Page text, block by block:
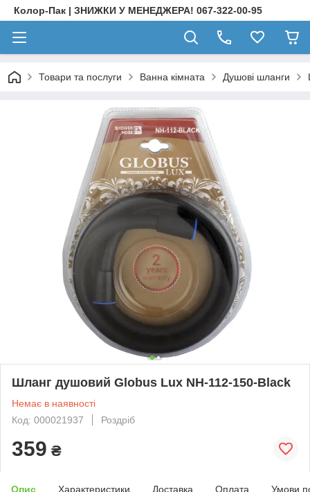
Колор-Пак | ЗНИЖКИ У МЕНЕДЖЕРА! 067-322-00-95
Товари та послуги Ванна кімната Душові шланги
Шланг душовий Globus Lux NH-112-150-Black
Немає в наявності
Код: 000021937
Роздріб
359 ₴
Опис Характеристики Доставка Оплата Умови